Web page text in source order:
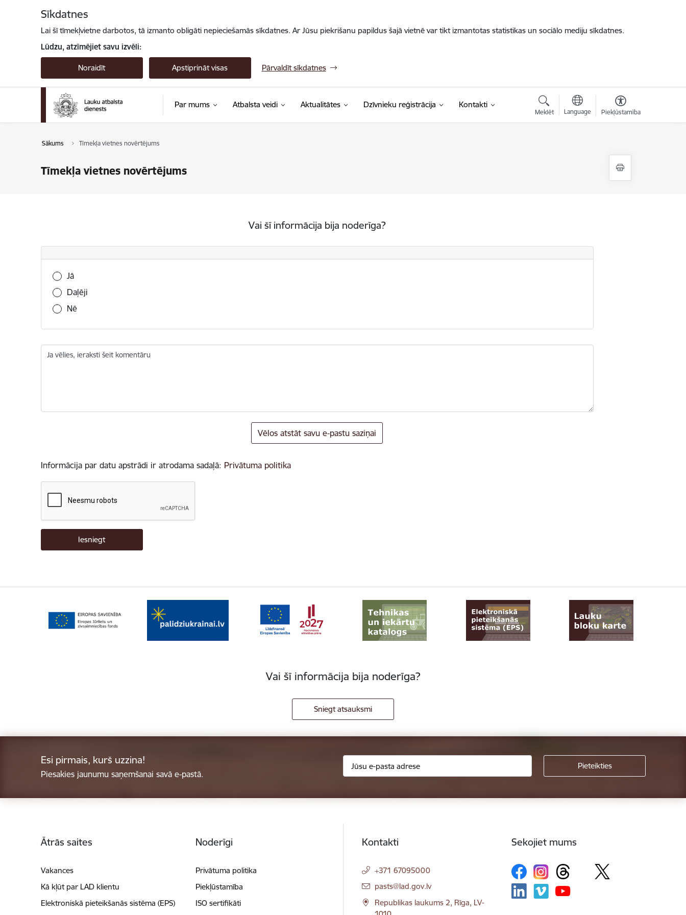
Sīkdatnes
Lai šī tīmekļvietne darbotos, tā izmanto obligāti nepieciešamās sīkdatnes. Ar Jūsu piekrišanu papildus šajā vietnē var tikt izmantotas statistikas un sociālo mediju sīkdatnes.
Lūdzu, atzīmējiet savu izvēli:
Noraidīt Apstiprināt visas Pārvaldīt sīkdatnes
Par mums Atbalsta veidi Aktualitātes Dzīvnieku reģistrācija Kontakti
Meklēt Language Piekļūstamība
Sākums Tīmekļa vietnes novērtējums
Tīmekļa vietnes novērtējums
Vai šī informācija bija noderīga?
Vai šī informācija bija noderīga?
Jā
Daļēji
Nē
Ja vēlies, ieraksti šeit komentāru
Vēlos atstāt savu e-pastu saziņai
Informācija par datu apstrādi ir atrodama sadaļā: Privātuma politika
Vai šī informācija bija noderīga?
Sniegt atsauksmi
Esi pirmais, kurš uzzina!
Piesakies jaunumu saņemšanai savā e-pastā.
Ātrās saites
Vakances
Kā kļūt par LAD klientu
Elektroniskā pieteikšanās sistēma (EPS)
Noderīgi
Privātuma politika
Piekļūstamība
ISO sertifikāti
Kontakti
+371 67095000
E-pasts:
pasts@lad.gov.lv
Republikas laukums 2, Rīga, LV-
Sekojiet mums